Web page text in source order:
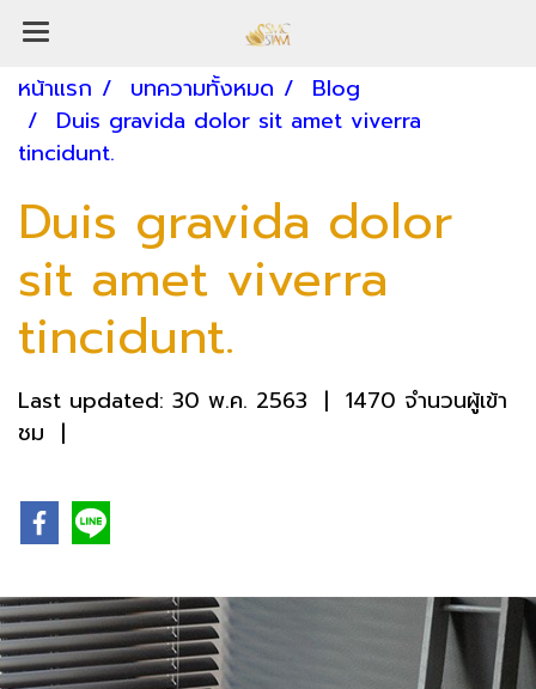
หน้าแรก บทความทั้งหมด
Blog
Duis gravida dolor sit amet viverra
tincidunt.
Duis gravida dolor
sit amet viverra
tincidunt.
Last updated: 30 พ.ค. 2563 | 1470 จำนวนผู้เข้า
ชม |